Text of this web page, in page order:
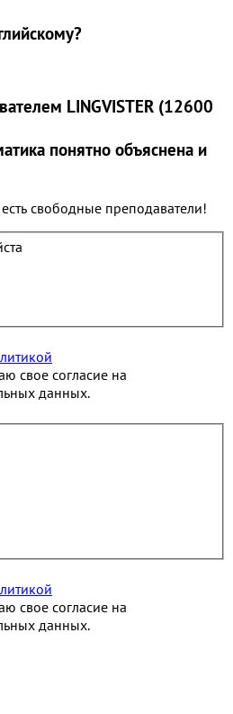
LINGVISTER (12600
понятно объяснена и
свободные преподаватели!
свое согласие на
данных.
свое согласие на
данных.